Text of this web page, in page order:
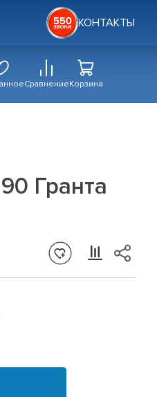
КОНТАКТЫ
СравнениеКорзина
Гранта